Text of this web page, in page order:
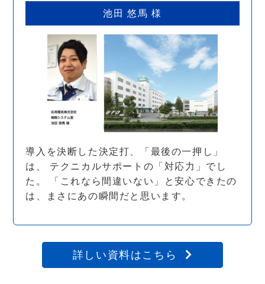
池田 悠馬 様
導入を決断した決定打、「最後の一押し」
は、 テクニカルサポートの「対応力」でし
た。 「これなら間違いない」と安心できたの
は、まさにあの瞬間だと思います。
詳しい資料はこちら